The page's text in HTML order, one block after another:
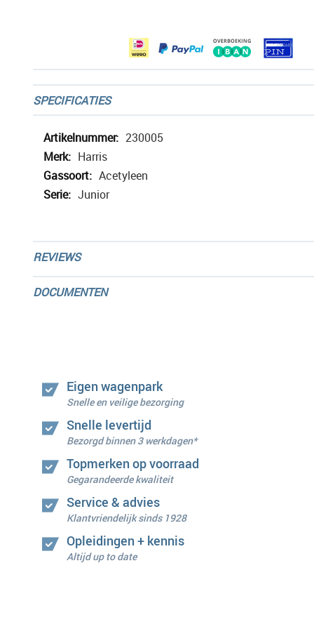
SPECIFICATIES
Meer
informatie
230005
Harris
Acetyleen
Junior
REVIEWS
DOCUMENTEN
Eigen wagenpark
Snelle en veilige bezorging
Snelle levertijd
Bezorgd binnen 3 werkdagen*
Topmerken op voorraad
Gegarandeerde kwaliteit
Service & advies
Klantvriendelijk sinds 1928
Opleidingen + kennis
Altijd up to date